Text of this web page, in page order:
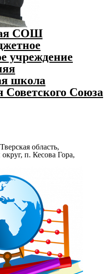
СОШ
учреждение
школа
Союза
область,
п. Кесова Гора,